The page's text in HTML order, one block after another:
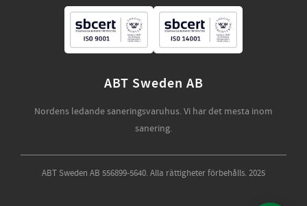
ABT Sweden AB
Nordens ledande saneringsvaruhus. Vi har det mesta inom
sanering.
ABT Sweden AB 556899-5640. Alla rättigheter förbehålls. 2025